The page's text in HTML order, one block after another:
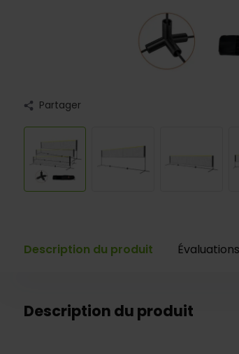
Partager
Description du produit Évaluations
Description du produit